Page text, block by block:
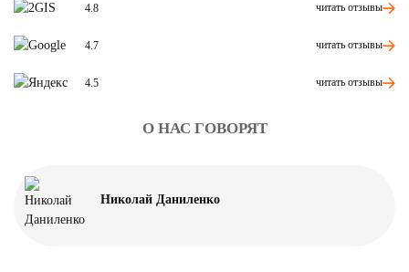
4.8 читать отзывы
4.7 читать отзывы
4.5 читать отзывы
О НАС ГОВОРЯТ
Николай Даниленко